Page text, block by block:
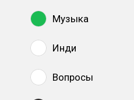
Музыка
Инди
Вопросы